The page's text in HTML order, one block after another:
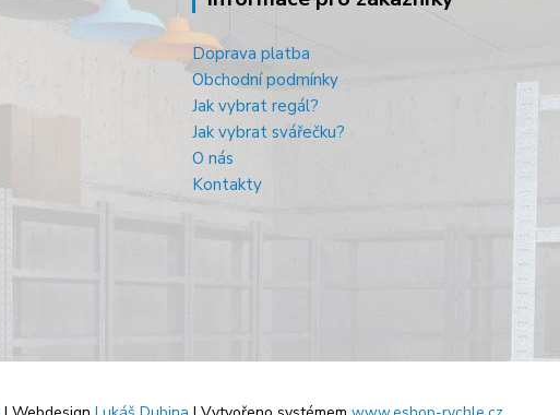
Doprava platba
Obchodní podmínky
Jak vybrat regál?
Jak vybrat svářečku?
O nás
Kontakty